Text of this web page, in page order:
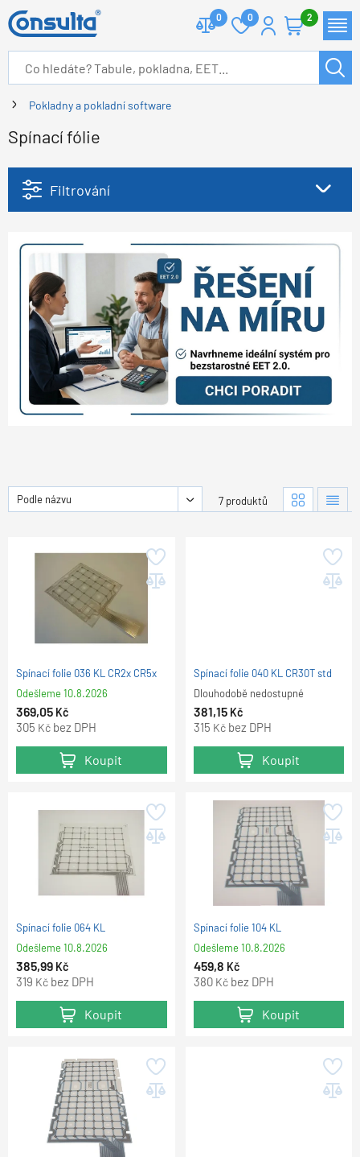
0 0 2
Pokladny a pokladní software
Spínací fólie
Filtrování
Podle názvu 7 produktů
Spínací folie 036 KL CR2x CR5x
Odešleme10.8.2026
369,05 Kč
305 Kč bez DPH
Koupit
Spínací folie 040 KL CR30T std
Dlouhodobě nedostupné
381,15 Kč
315 Kč bez DPH
Koupit
Spínací folie 064 KL
Odešleme10.8.2026
385,99 Kč
319 Kč bez DPH
Koupit
Spínací folie 104 KL
Odešleme10.8.2026
459,8 Kč
380 Kč bez DPH
Koupit